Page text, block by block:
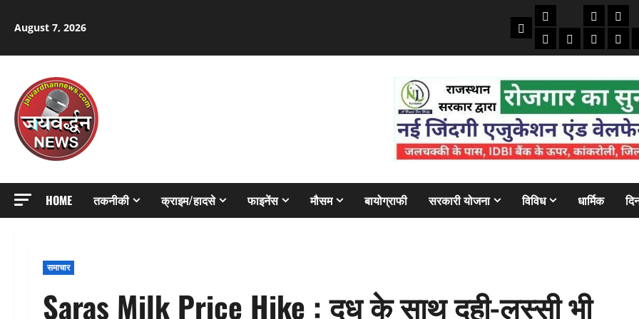
August 7, 2026 Home
तकनीकी
ऑटो
मोबाइल
क्राइम/
अजबबैंक
HOME तकनीकी क्राइम/हादसे फाइनेंस मौसम बायोग्राफी सरकारी योजना विविध धार्मिक
समाचार
Saras Milk Price Hike : दूध के साथ दही-लस्सी भी